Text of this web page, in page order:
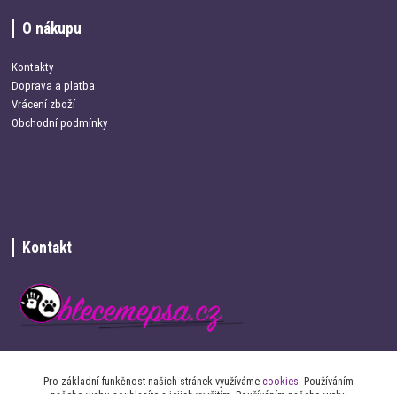
O nákupu
Kontakty
Doprava a platba
Vrácení zboží
Obchodní podmínky
Kontakt
Pro základní funkčnost našich stránek využíváme cookies. Používáním